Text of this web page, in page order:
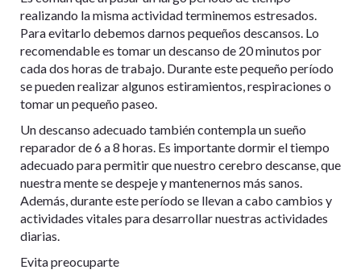
realizando la misma actividad terminemos estresados.
Para evitarlo debemos darnos pequeños descansos. Lo
recomendable es tomar un descanso de 20 minutos por
cada dos horas de trabajo. Durante este pequeño período
se pueden realizar algunos estiramientos, respiraciones o
tomar un pequeño paseo.
Un descanso adecuado también contempla un sueño
reparador de 6 a 8 horas. Es importante dormir el tiempo
adecuado para permitir que nuestro cerebro descanse, que
nuestra mente se despeje y mantenernos más sanos.
Además, durante este período se llevan a cabo cambios y
actividades vitales para desarrollar nuestras actividades
diarias.
Evita preocuparte